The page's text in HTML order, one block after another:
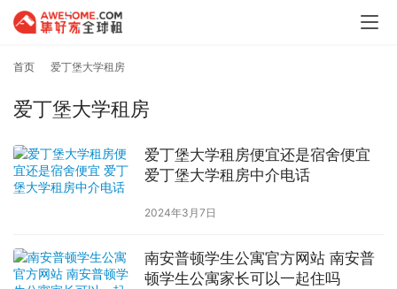
首页 爱丁堡大学租房
爱丁堡大学租房
爱丁堡大学租房便宜还是宿舍便宜
爱丁堡大学租房中介电话
2024年3月7日
南安普顿学生公寓官方网站 南安普
顿学生公寓家长可以一起住吗